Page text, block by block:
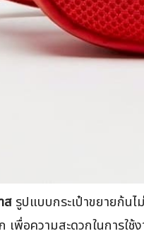
ส รูปแบบกระเป๋าขยายก้น
พื่อความสะดวกในการใช้